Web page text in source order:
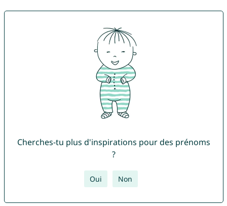
Cherches-tu plus d'inspirations pour des prénoms
?
Oui Non